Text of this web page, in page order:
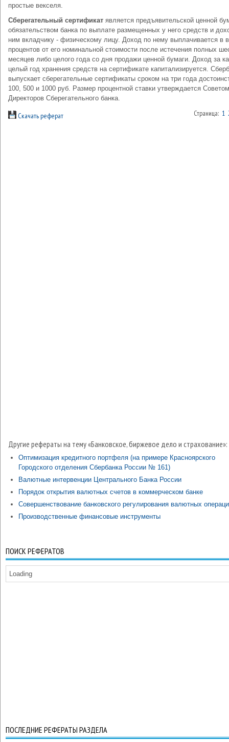
простые векселя.
Сберегательный сертификат является предъявительской ценной
обязательством банка по выплате размещенных у него средств и
ним вкладчику - физическому лицу. Доход по нему выплачивается в
процентов от его номинальной стоимости после истечения полных
месяцев либо целого года со дня продажи ценной бумаги. Доход за
целый год хранения средств на сертификате капитализируется.
выпускает сберегательные сертификаты сроком на три года
100, 500 и 1000 руб. Размер процентной ставки утверждается Советом
Директоров Сберегательного банка.
Скачать реферат Страница: 1
Другие рефераты на тему «Банковское, биржевое дело и страхование»:
Оптимизация кредитного портфеля (на примере Красноярского
Городского отделения Сбербанка России № 161)
Валютные интервенции Центрального Банка России
Порядок открытия валютных счетов в коммерческом банке
Совершенствование банковского регулирования валютных
Производственные финансовые инструменты
ПОИСК РЕФЕРАТОВ
Loading
ПОСЛЕДНИЕ РЕФЕРАТЫ РАЗДЕЛА